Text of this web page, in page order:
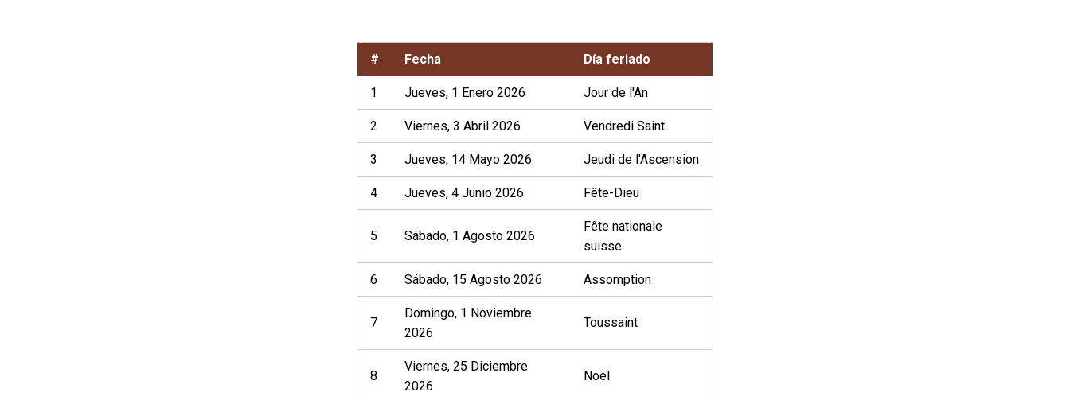
# Fecha Día feriado
1 Jueves, 1 Enero 2026 Jour de l'An
2 Viernes, 3 Abril 2026 Vendredi Saint
3 Jueves, 14 Mayo 2026 Jeudi de l'Ascension
4 Jueves, 4 Junio 2026 Fête-Dieu
5 Sábado, 1 Agosto 2026
Fête nationale
suisse
6 Sábado, 15 Agosto 2026 Assomption
7
Domingo, 1 Noviembre
2026
Toussaint
8
Viernes, 25 Diciembre
2026
Noël